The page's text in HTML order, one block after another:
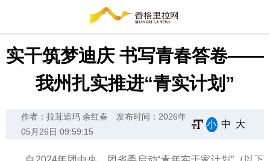
实干筑梦迪庆 书写青春答卷——
我州扎实推进“青实计划”
作者：拉茸追玛 余红春
发布时间：2026年
05月26日 09:59:15
小 中 大